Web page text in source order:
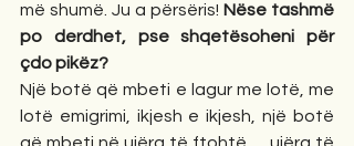
më shumë. Ju a përsëris! Nëse tashmë
po derdhet, pse shqetësoheni për
çdo pikëz?
Një botë që mbeti e lagur me lotë, me
lotë emigrimi, ikjesh e ikjesh, një botë